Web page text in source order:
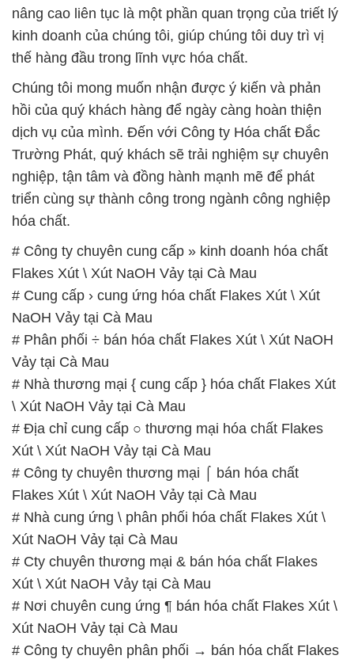
nâng cao liên tục là một phần quan trọng của triết lý
kinh doanh của chúng tôi, giúp chúng tôi duy trì vị
thế hàng đầu trong lĩnh vực hóa chất.
Chúng tôi mong muốn nhận được ý kiến và phản
hồi của quý khách hàng để ngày càng hoàn thiện
dịch vụ của mình. Đến với Công ty Hóa chất Đắc
Trường Phát, quý khách sẽ trải nghiệm sự chuyên
nghiệp, tận tâm và đồng hành mạnh mẽ để phát
triển cùng sự thành công trong ngành công nghiệp
hóa chất.
# Công ty chuyên cung cấp » kinh doanh hóa chất
Flakes Xút \ Xút NaOH Vảy tại Cà Mau
# Cung cấp › cung ứng hóa chất Flakes Xút \ Xút
NaOH Vảy tại Cà Mau
# Phân phối ÷ bán hóa chất Flakes Xút \ Xút NaOH
Vảy tại Cà Mau
# Nhà thương mại { cung cấp } hóa chất Flakes Xút
\ Xút NaOH Vảy tại Cà Mau
# Địa chỉ cung cấp ○ thương mại hóa chất Flakes
Xút \ Xút NaOH Vảy tại Cà Mau
# Công ty chuyên thương mại ⌠ bán hóa chất
Flakes Xút \ Xút NaOH Vảy tại Cà Mau
# Nhà cung ứng \ phân phối hóa chất Flakes Xút \
Xút NaOH Vảy tại Cà Mau
# Cty chuyên thương mại & bán hóa chất Flakes
Xút \ Xút NaOH Vảy tại Cà Mau
# Nơi chuyên cung ứng ¶ bán hóa chất Flakes Xút \
Xút NaOH Vảy tại Cà Mau
# Công ty chuyên phân phối → bán hóa chất Flakes